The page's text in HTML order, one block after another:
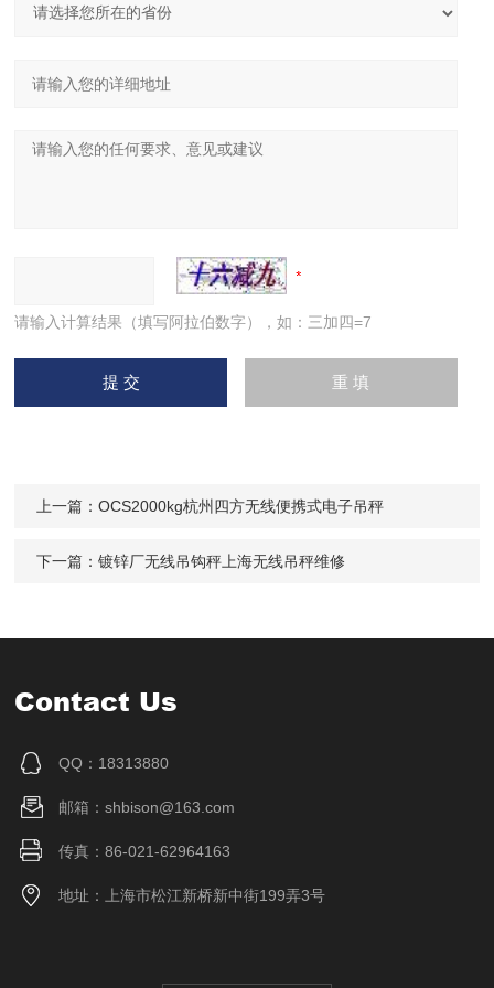
请输入计算结果（填写阿拉伯数字），如：三加四=7
上一篇：OCS2000kg杭州四方无线便携式电子吊秤
下一篇：镀锌厂无线吊钩秤上海无线吊秤维修
Contact Us
QQ：18313880
邮箱：shbison@163.com
传真：86-021-62964163
地址：上海市松江新桥新中街199弄3号